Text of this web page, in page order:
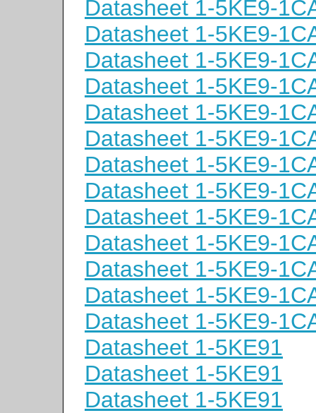
Datasheet 1-5KE9-
Datasheet 1-5KE9-
Datasheet 1-5KE9-
Datasheet 1-5KE9-
Datasheet 1-5KE9-
Datasheet 1-5KE9-
Datasheet 1-5KE9-
Datasheet 1-5KE9-
Datasheet 1-5KE9-
Datasheet 1-5KE9-
Datasheet 1-5KE9-
Datasheet 1-5KE9-
Datasheet 1-5KE9-
Datasheet 1-5KE91
Datasheet 1-5KE91
Datasheet 1-5KE91